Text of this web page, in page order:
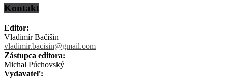
Kontakt
Editor:
Vladimír Bačišin
vladimir.bacisin@gmail.com
Zástupca editora:
Michal Púchovský
Vydavateľ: